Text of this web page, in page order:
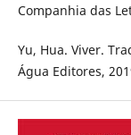
Companhia das
Yu, Hua. Viver.
Água Editores,